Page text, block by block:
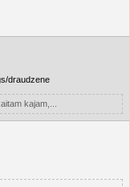
draudzene
kajam,...